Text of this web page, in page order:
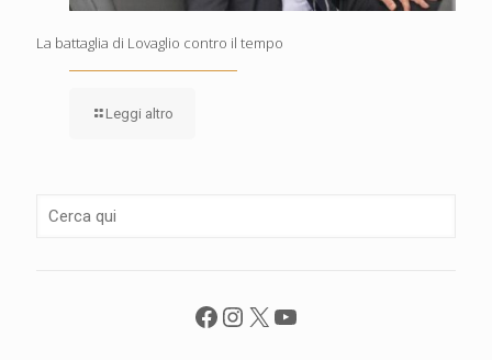
La battaglia di Lovaglio contro il tempo
Leggi altro
Facebook
Instagram
X YouTube